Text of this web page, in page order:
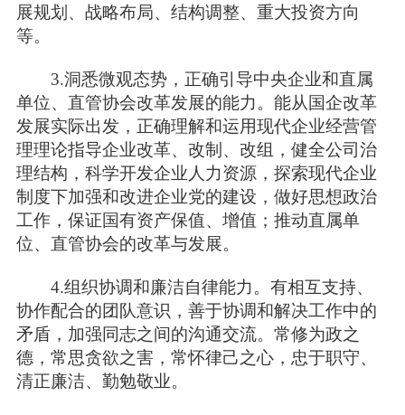
展规划、战略布局、结构调整、重大投资方向
等。
3.洞悉微观态势，正确引导中央企业和直属
单位、直管协会改革发展的能力。能从国企改革
发展实际出发，正确理解和运用现代企业经营管
理理论指导企业改革、改制、改组，健全公司治
理结构，科学开发企业人力资源，探索现代企业
制度下加强和改进企业党的建设，做好思想政治
工作，保证国有资产保值、增值；推动直属单
位、直管协会的改革与发展。
4.组织协调和廉洁自律能力。有相互支持、
协作配合的团队意识，善于协调和解决工作中的
矛盾，加强同志之间的沟通交流。常修为政之
德，常思贪欲之害，常怀律己之心，忠于职守、
清正廉洁、勤勉敬业。